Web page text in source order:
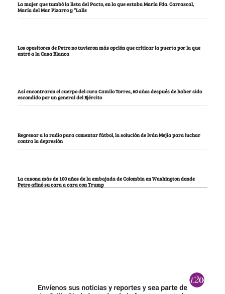
La mujer que tumbó la lista del Pacto, en la que estaba María Fda. Carrascal,
María del Mar Pizarro y “Lalis
Los opositores de Petro no tuvieron más opción que criticar la puerta por la que
entró a la Casa Blanca
Así encontraron el cuerpo del cura Camilo Torres, 60 años después de haber sido
escondido por un general del Ejército
Regresar a la radio para comentar fútbol, la solución de Iván Mejía para luchar
contra la depresión
La casona más de 100 años de la embajada de Colombia en Washington donde
Petro afinó su cara a cara con Trump